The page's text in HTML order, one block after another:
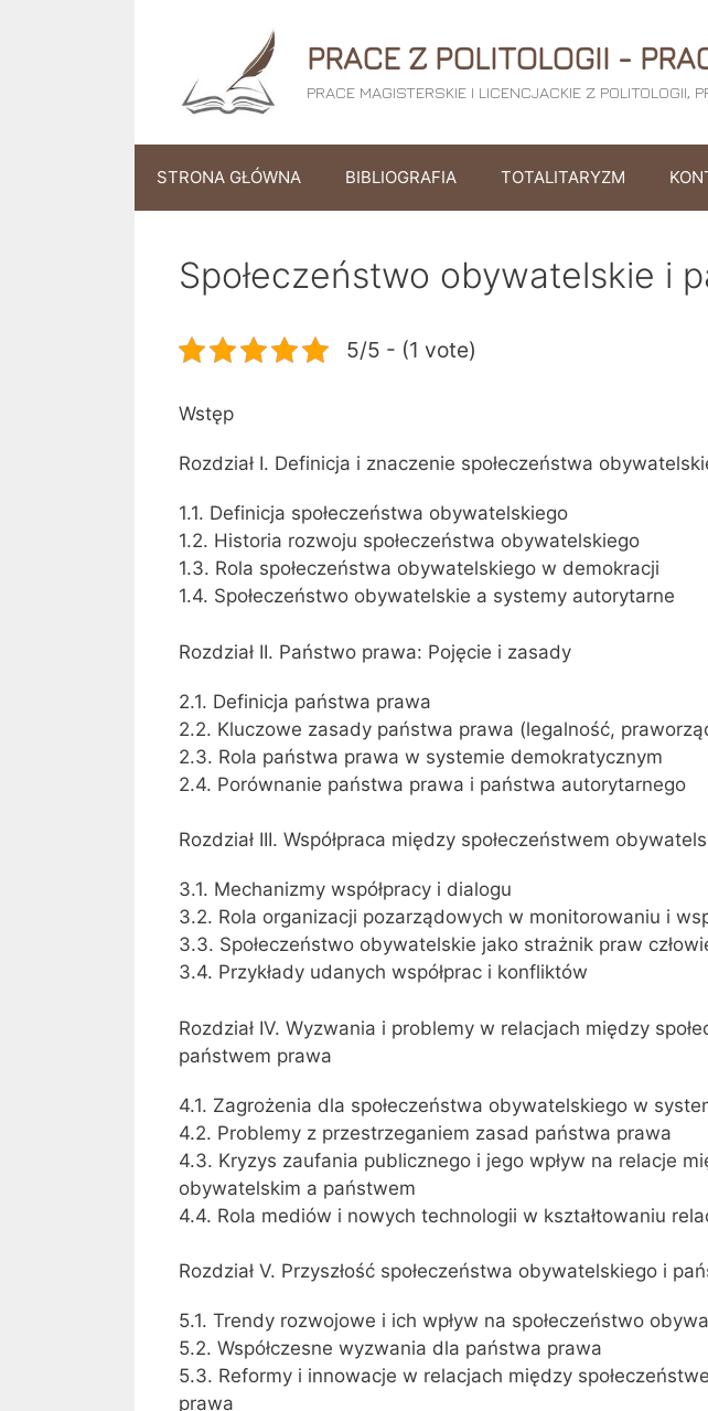
PRACE Z POLITOLOGII -
PRACE MAGISTERSKIE I LICENCJACKIE Z POLITOLOGII,
STRONA GŁÓWNA BIBLIOGRAFIA TOTALITARYZM
Społeczeństwo obywatelskie i
5/5 - (1 vote)
Wstęp
Rozdział I. Definicja i znaczenie społeczeństwa
1.1. Definicja społeczeństwa obywatelskiego
1.2. Historia rozwoju społeczeństwa obywatelskiego
1.3. Rola społeczeństwa obywatelskiego w demokracji
1.4. Społeczeństwo obywatelskie a systemy autorytarne
Rozdział II. Państwo prawa: Pojęcie i zasady
2.1. Definicja państwa prawa
2.2. Kluczowe zasady państwa prawa (legalność,
2.3. Rola państwa prawa w systemie demokratycznym
2.4. Porównanie państwa prawa i państwa autorytarnego
Rozdział III. Współpraca między społeczeństwem
3.1. Mechanizmy współpracy i dialogu
3.2. Rola organizacji pozarządowych w monitorowaniu i
3.3. Społeczeństwo obywatelskie jako strażnik praw
3.4. Przykłady udanych współprac i konfliktów
Rozdział IV. Wyzwania i problemy w relacjach między
państwem prawa
4.1. Zagrożenia dla społeczeństwa obywatelskiego w
4.2. Problemy z przestrzeganiem zasad państwa prawa
4.3. Kryzys zaufania publicznego i jego wpływ na relacje
obywatelskim a państwem
4.4. Rola mediów i nowych technologii w kształtowaniu
Rozdział V. Przyszłość społeczeństwa obywatelskiego i
5.1. Trendy rozwojowe i ich wpływ na społeczeństwo
5.2. Współczesne wyzwania dla państwa prawa
5.3. Reformy i innowacje w relacjach między
prawa